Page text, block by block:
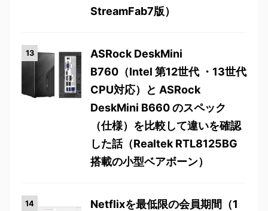
StreamFab7版）
ASRock DeskMini
B760（Intel 第12世代 ・13世代
CPU対応）と ASRock
DeskMini B660 のスペック
（仕様）を比較して違いを確認
した話（Realtek RTL8125BG
搭載の小型ベアボーン）
Netflixを最低限の会員期間（1